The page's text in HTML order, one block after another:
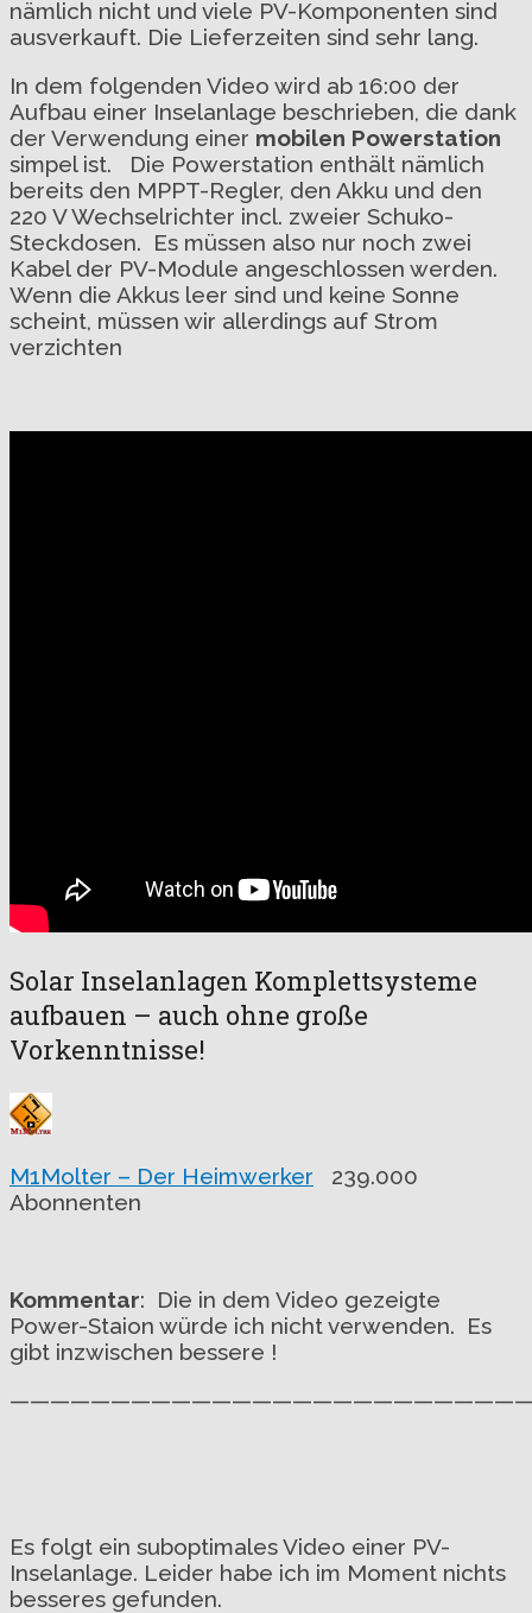
nämlich nicht und viele PV-Komponenten sind
ausverkauft. Die Lieferzeiten sind sehr lang.
In dem folgenden Video wird ab 16:00 der
Aufbau einer Inselanlage beschrieben, die dank
der Verwendung einer mobilen Powerstation
simpel ist. Die Powerstation enthält nämlich
bereits den MPPT-Regler, den Akku und den
220 V Wechselrichter incl. zweier Schuko-
Steckdosen. Es müssen also nur noch zwei
Kabel der PV-Module angeschlossen werden.
Wenn die Akkus leer sind und keine Sonne
scheint, müssen wir allerdings auf Strom
verzichten
Solar Inselanlagen Komplettsysteme
aufbauen – auch ohne große
Vorkenntnisse!
M1Molter – Der Heimwerker 239.000
Abonnenten
Kommentar: Die in dem Video gezeigte
Power-Staion würde ich nicht verwenden. Es
gibt inzwischen bessere !
Es folgt ein suboptimales Video einer PV-
Inselanlage. Leider habe ich im Moment nichts
besseres gefunden.